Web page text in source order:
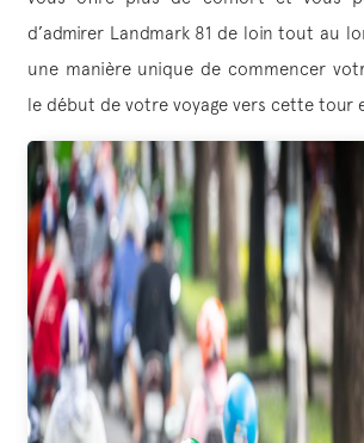
d’admirer Landmark 81 de loin tout au
une manière unique de commencer
le début de votre voyage vers cette tour